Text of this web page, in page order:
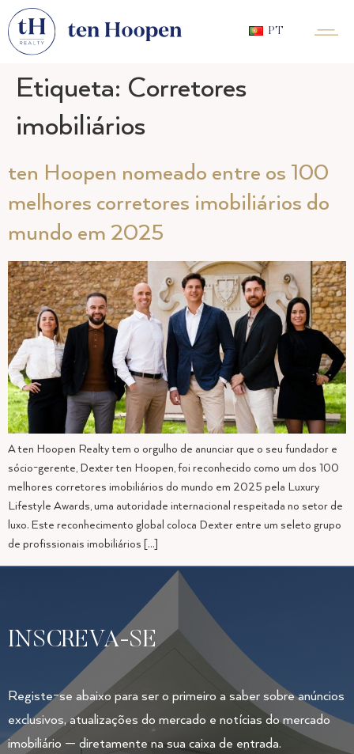
PT
Etiqueta: Corretores
imobiliários
ten Hoopen nomeado entre os 100
melhores corretores imobiliários do
mundo em 2025
A ten Hoopen Realty tem o orgulho de anunciar que o seu fundador e
sócio-gerente, Dexter ten Hoopen, foi reconhecido como um dos 100
melhores corretores imobiliários do mundo em 2025 pela Luxury
Lifestyle Awards, uma autoridade internacional respeitada no setor de
luxo. Este reconhecimento global coloca Dexter entre um seleto grupo
de profissionais imobiliários […]
INSCREVA-SE
Registe-se abaixo para ser o primeiro a saber sobre anúncios
exclusivos, atualizações do mercado e notícias do mercado
imobiliário — diretamente na sua caixa de entrada.